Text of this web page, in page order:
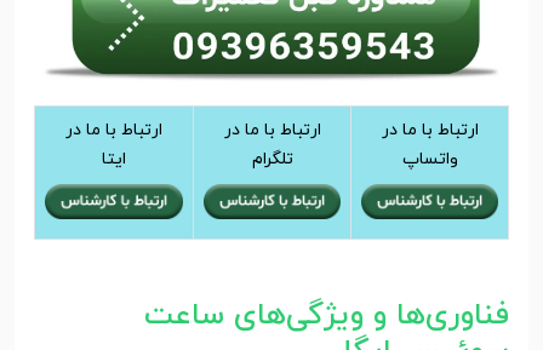
ارتباط با ما در
واتساپ
ارتباط با ما در
تلگرام
ارتباط با ما در
ایتا
فناوری‌ها و ویژگی‌های ساعت